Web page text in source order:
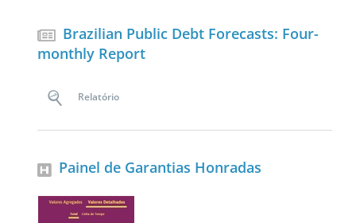
Brazilian Public Debt Forecasts: Four-
monthly Report
Relatório
Painel de Garantias Honradas